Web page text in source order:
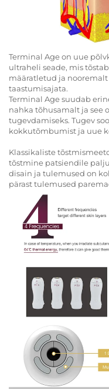
Terminal Age on uue
ultraheli seade, mis
määratletud ja
taastumisajata.
Terminal Age suudab
nahka tõhusamalt ja see
tugevdamiseks. Tugev
kokkutõmbumist ja uue
Klassikaliste
tõstmine patsiendile
disain ja tulemused on
pärast tulemused